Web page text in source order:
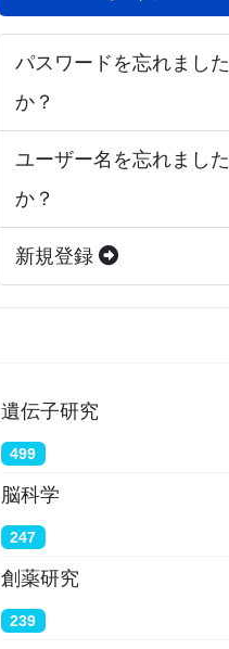
パスワードを忘れました
か？
ユーザー名を忘れました
か？
新規登録
遺伝子研究
499
脳科学
247
創薬研究
239